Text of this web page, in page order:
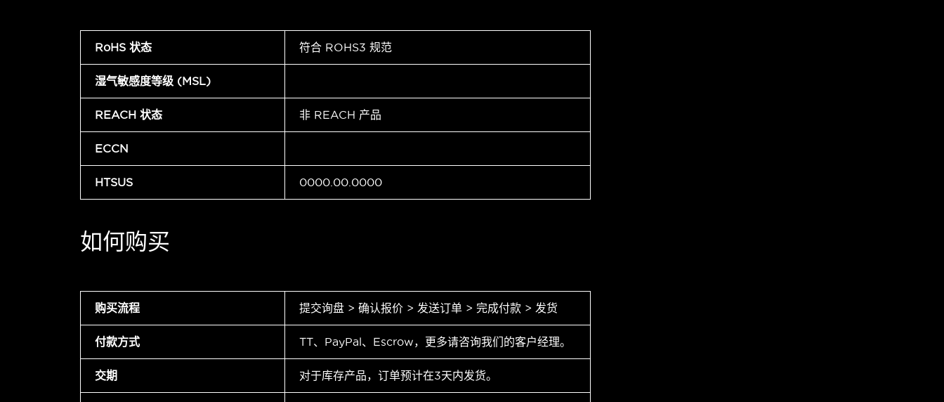
RoHS 状态 符合 ROHS3 规范
湿气敏感度等级 (MSL)
REACH 状态 非 REACH 产品
ECCN
HTSUS 0000.00.0000
如何购买
购买流程 提交询盘 > 确认报价 > 发送订单 > 完成付款 > 发货
付款方式 TT、PayPal、Escrow，更多请咨询我们的客户经理。
交期 对于库存产品，订单预计在3天内发货。